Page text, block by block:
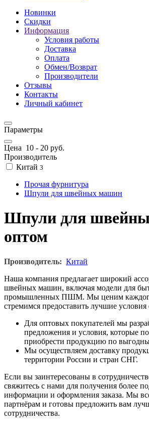
Новинки
Скидки
Информация
Условия работы
Доставка
Оплата
Обмен/Возврат
Производители
Отзывы
Контакты
Личный кабинет
Параметры
Цена 10 - 20 руб.
Производитель
Китай 3
Прочая фурнитура
Шпули для швейных машин
Шпули для
оптом
Производитель: Китай
Наша компания предлагает широкий
швейных машин, включая модели для
промышленных ПШМ. Мы ценим
стремимся предоставить лучшие условия
Для оптовых покупателей мы
предложения и условия, которые
приобрести продукцию по
Мы осуществляем доставку
территории России и стран СНГ.
Если вы заинтересованы в
свяжитесь с нами для получения более
информации и оформления заказа. Мы
партнёрам и готовы предложить вам
сотрудничества.